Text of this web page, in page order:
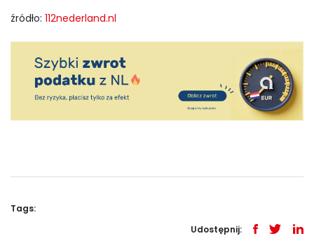
źródło: 112nederland.nl
Tags:
Udostępnij: